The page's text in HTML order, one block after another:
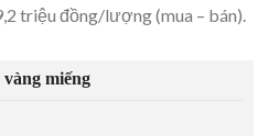
triệu đồng/lượng (mua – bán).